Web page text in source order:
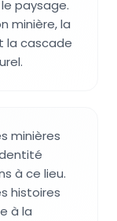
paysage.
minière, la
la cascade
minières
à ce lieu.
histoires
à la